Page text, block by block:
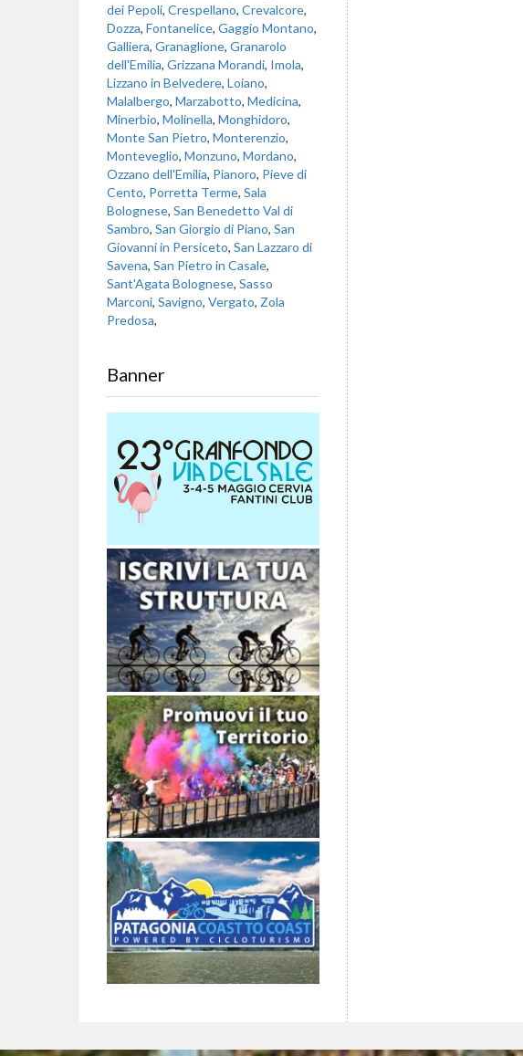
dei Pepoli, Crespellano, Crevalcore,
Dozza, Fontanelice, Gaggio Montano,
Galliera, Granaglione, Granarolo
dell'Emilia, Grizzana Morandi, Imola,
Lizzano in Belvedere, Loiano,
Malalbergo, Marzabotto, Medicina,
Minerbio, Molinella, Monghidoro,
Monte San Pietro, Monterenzio,
Monteveglio, Monzuno, Mordano,
Ozzano dell'Emilia, Pianoro, Pieve di
Cento, Porretta Terme, Sala
Bolognese, San Benedetto Val di
Sambro, San Giorgio di Piano, San
Giovanni in Persiceto, San Lazzaro di
Savena, San Pietro in Casale,
Sant'Agata Bolognese, Sasso
Marconi, Savigno, Vergato, Zola
Predosa,
Banner